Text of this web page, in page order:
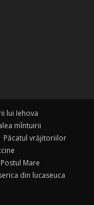
lui Iehova
mîntuirii
Păcatul vrăjitoriilor
Postul Mare
din lucaseuca